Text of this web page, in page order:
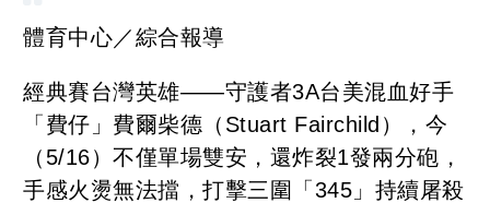
體育中心／綜合報導
經典賽台灣英雄——守護者3A台美混血好手
「費仔」費爾柴德（Stuart Fairchild），今
（5/16）不僅單場雙安，還炸裂1發兩分砲，
手感火燙無法擋，打擊三圍「345」持續屠殺